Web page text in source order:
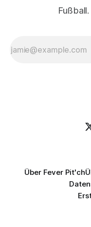
Über Fever Pit'ch